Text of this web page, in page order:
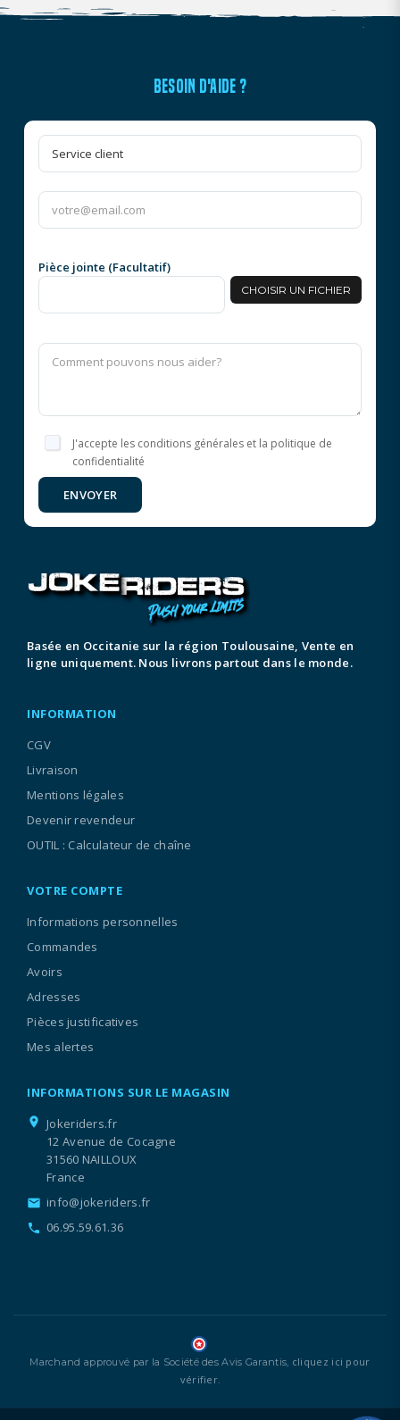
BESOIN D'AIDE ?
Pièce jointe (Facultatif)
CHOISIR UN FICHIER
J'accepte les conditions générales et la politique de
confidentialité
ENVOYER
Basée en Occitanie sur la région Toulousaine, Vente en
ligne uniquement. Nous livrons partout dans le monde.
INFORMATION
CGV
Livraison
Mentions légales
Devenir revendeur
OUTIL : Calculateur de chaîne
VOTRE COMPTE
Informations personnelles
Commandes
Avoirs
Adresses
Pièces justificatives
Mes alertes
INFORMATIONS SUR LE MAGASIN
location_on
Jokeriders.fr
12 Avenue de Cocagne
31560 NAILLOUX
France
email info@jokeriders.fr
call 06.95.59.61.36
Marchand approuvé par la Société des Avis Garantis, cliquez ici pour
vérifier.